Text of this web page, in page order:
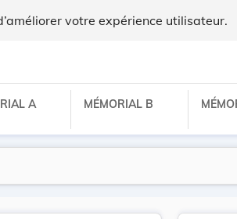
votre expérience utilisateur.
A MÉMORIAL B